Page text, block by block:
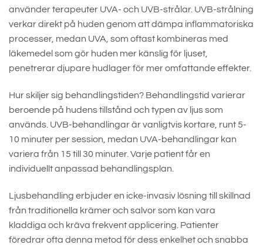
använder terapeuter UVA- och UVB-strålar. UVB-strålning
verkar direkt på huden genom att dämpa inflammatoriska
processer, medan UVA, som oftast kombineras med
läkemedel som gör huden mer känslig för ljuset,
penetrerar djupare hudlager för mer omfattande effekter.
Hur skiljer sig behandlingstiden? Behandlingstid varierar
beroende på hudens tillstånd och typen av ljus som
används. UVB-behandlingar är vanligtvis kortare, runt 5-
10 minuter per session, medan UVA-behandlingar kan
variera från 15 till 30 minuter. Varje patient får en
individuellt anpassad behandlingsplan.
Ljusbehandling erbjuder en icke-invasiv lösning till skillnad
från traditionella krämer och salvor som kan vara
kladdiga och kräva frekvent applicering. Patienter
föredrar ofta denna metod för dess enkelhet och snabba